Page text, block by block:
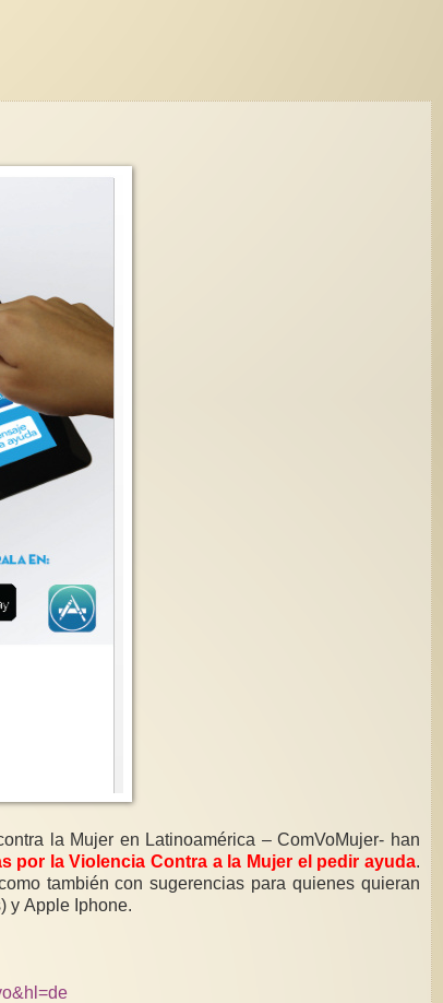
la Mujer en Latinoamérica – ComVoMujer- han
por la Violencia Contra a la Mujer el pedir ayuda.
también con sugerencias para quienes quieran
y Apple Iphone.